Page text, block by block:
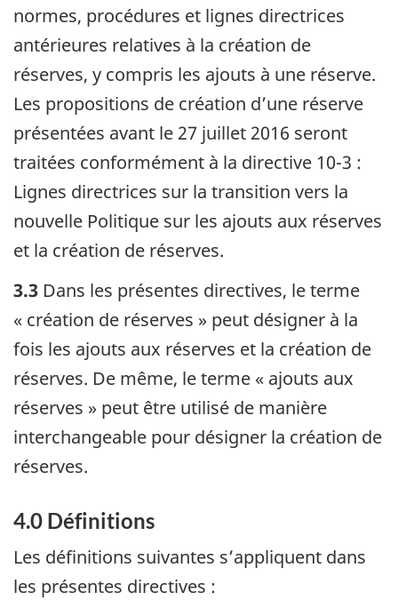
normes, procédures et lignes directrices
antérieures relatives à la création de
réserves, y compris les ajouts à une réserve.
Les propositions de création d’une réserve
présentées avant le 27 juillet 2016 seront
traitées conformément à la directive 10-3 :
Lignes directrices sur la transition vers la
nouvelle Politique sur les ajouts aux réserves
et la création de réserves.
3.3 Dans les présentes directives, le terme
« création de réserves » peut désigner à la
fois les ajouts aux réserves et la création de
réserves. De même, le terme « ajouts aux
réserves » peut être utilisé de manière
interchangeable pour désigner la création de
réserves.
4.0 Définitions
Les définitions suivantes s’appliquent dans
les présentes directives :